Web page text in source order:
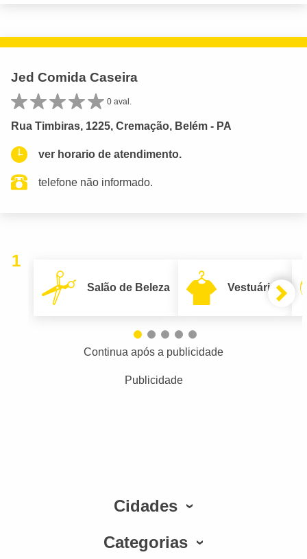
Jed Comida Caseira
0 aval.
Rua Timbiras, 1225, Cremação, Belém - PA
ver horario de atendimento.
telefone não informado.
1
Salão de Beleza Vestuário
Continua após a publicidade
Publicidade
Cidades
Categorias